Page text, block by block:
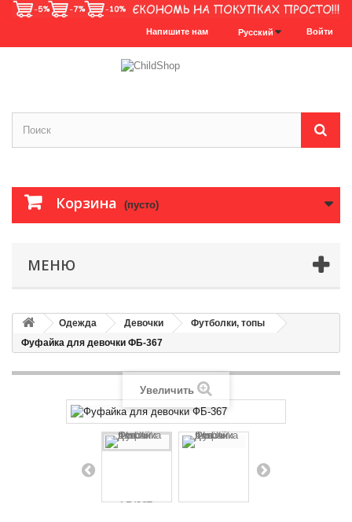
Войти
Русский
Напишите нам
Корзина (пусто)
МЕНЮ
Одежда Девочки
Футболки, топы
Фуфайка для девочки ФБ-367
Увеличить